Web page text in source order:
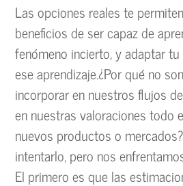
Las opciones reales te
beneficios de ser capaz de
fenómeno incierto, y adaptar
ese aprendizaje.¿Por qué no
incorporar en nuestros flujos
en nuestras valoraciones todo
nuevos productos o
intentarlo, pero nos
El primero es que las